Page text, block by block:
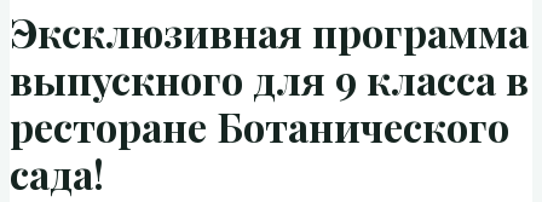
Эксклюзивная программа
выпускного для 9 класса в
ресторане Ботанического
сада!